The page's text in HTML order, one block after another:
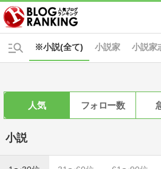
※小説(全て) 小説家 小説家
人気 フォロー数
小説